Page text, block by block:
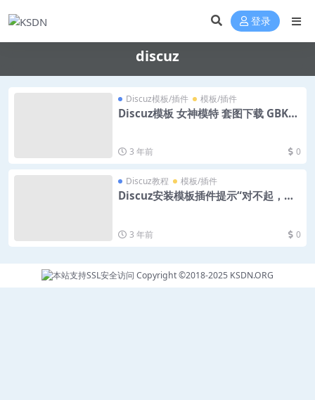
登录
discuz
Discuz模板/插件 模板/插件
Discuz模板 女神模特 套图下载 GBK+
3 年前 0
Discuz教程 模板/插件
Discuz安装模板插件提示“对不起，您
3 年前 0
Copyright ©2018-2025 KSDN.ORG